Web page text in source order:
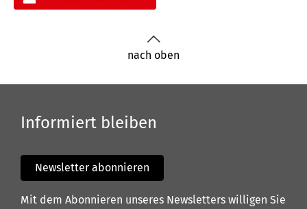
nach oben
Informiert bleiben
Newsletter abonnieren
Mit dem Abonnieren unseres Newsletters willigen Sie